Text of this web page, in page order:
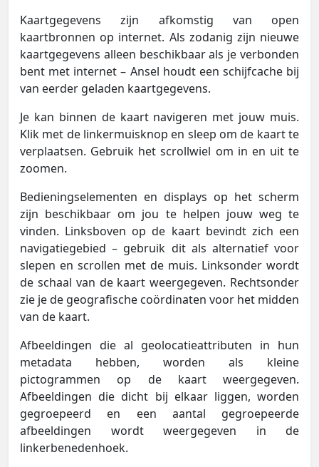
Kaartgegevens zijn afkomstig van open
kaartbronnen op internet. Als zodanig zijn nieuwe
kaartgegevens alleen beschikbaar als je verbonden
bent met internet – Ansel houdt een schijfcache bij
van eerder geladen kaartgegevens.
Je kan binnen de kaart navigeren met jouw muis.
Klik met de linkermuisknop en sleep om de kaart te
verplaatsen. Gebruik het scrollwiel om in en uit te
zoomen.
Bedieningselementen en displays op het scherm
zijn beschikbaar om jou te helpen jouw weg te
vinden. Linksboven op de kaart bevindt zich een
navigatiegebied – gebruik dit als alternatief voor
slepen en scrollen met de muis. Linksonder wordt
de schaal van de kaart weergegeven. Rechtsonder
zie je de geografische coördinaten voor het midden
van de kaart.
Afbeeldingen die al geolocatieattributen in hun
metadata hebben, worden als kleine
pictogrammen op de kaart weergegeven.
Afbeeldingen die dicht bij elkaar liggen, worden
gegroepeerd en een aantal gegroepeerde
afbeeldingen wordt weergegeven in de
linkerbenedenhoek.